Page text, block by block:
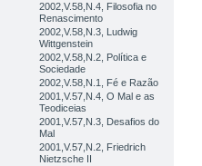
2002,V.58,N.4, Filosofia no
Renascimento
2002,V.58,N.3, Ludwig
Wittgenstein
2002,V.58,N.2, Política e
Sociedade
2002,V.58,N.1, Fé e Razão
2001,V.57,N.4, O Mal e as
Teodiceias
2001,V.57,N.3, Desafios do
Mal
2001,V.57,N.2, Friedrich
Nietzsche II